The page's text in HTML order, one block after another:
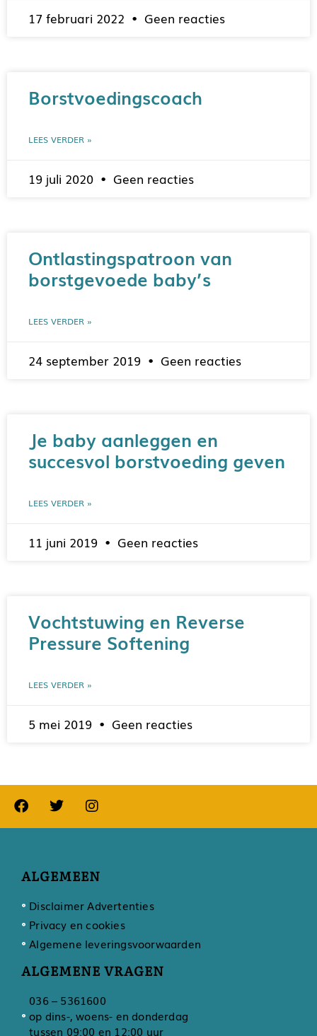
17 februari 2022 Geen reacties
Borstvoedingscoach
LEES VERDER »
19 juli 2020 Geen reacties
Ontlastingspatroon van
borstgevoede baby’s
LEES VERDER »
24 september 2019 Geen reacties
Je baby aanleggen en
succesvol borstvoeding geven
LEES VERDER »
11 juni 2019 Geen reacties
Vochtstuwing en Reverse
Pressure Softening
LEES VERDER »
5 mei 2019 Geen reacties
ALGEMEEN
Disclaimer Advertenties
Privacy en cookies
Algemene leveringsvoorwaarden
ALGEMENE VRAGEN
036 – 5361600
op dins-, woens- en donderdag
tussen 09:00 en 12:00 uur